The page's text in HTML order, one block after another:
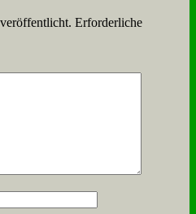
Erforderliche